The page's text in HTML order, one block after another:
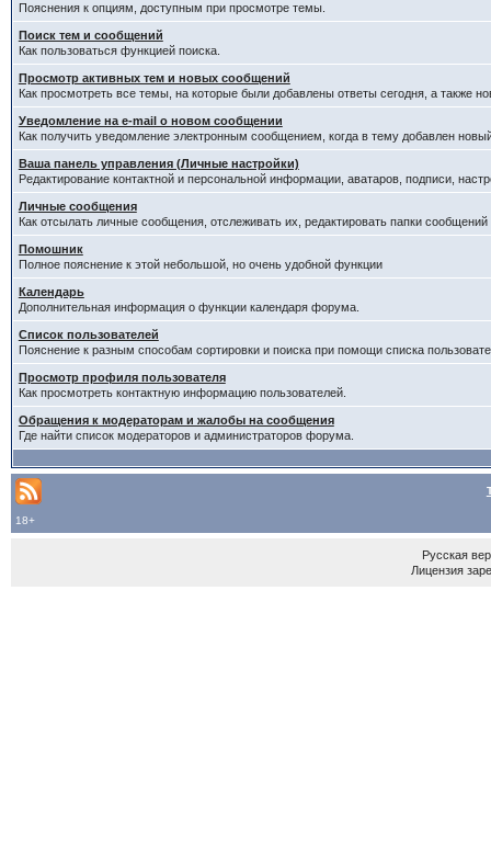
Пояснения к опциям, доступным при просмотре темы.
Поиск тем и сообщений
Как пользоваться функцией поиска.
Просмотр активных тем и новых сообщений
Как просмотреть все темы, на которые были добавлены ответы сегодня, а также
Уведомление на е-mail о новом сообщении
Как получить уведомление электронным сообщением, когда в тему добавлен
Ваша панель управления (Личные настройки)
Редактирование контактной и персональной информации, аватаров, подписи,
Личные сообщения
Как отсылать личные сообщения, отслеживать их, редактировать папки
Помошник
Полное пояснение к этой небольшой, но очень удобной функции
Календарь
Дополнительная информация о функции календаря форума.
Список пользователей
Пояснение к разным способам сортировки и поиска при помощи списка
Просмотр профиля пользователя
Как просмотреть контактную информацию пользователей.
Обращения к модераторам и жалобы на сообщения
Где найти список модераторов и администраторов форума.
18+
Русская
Лицензия